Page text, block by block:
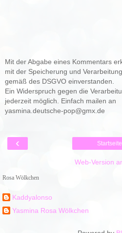
Mit der Abgabe eines Kommentars
mit der Speicherung und
gemäß des DSGVO einverstanden.
Ein Widerspruch gegen die
jederzeit möglich. Einfach mailen an
yasmina.deutsche-pop@gmx.de
‹ Startseite
Web-Version
Rosa Wölkchen
Kaddyalonso
Yasmina Rosa Wölkchen